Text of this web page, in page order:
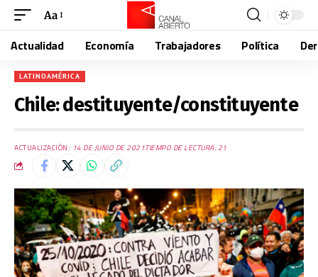
Aa
Actualidad Economía Trabajadores Política
LATINOAMÉRICA
Chile: destituyente/constituyente
ACTUALIZACIÓN: 14 DE JUNIO DE 2021TIEMPO DE LECTURA: 21